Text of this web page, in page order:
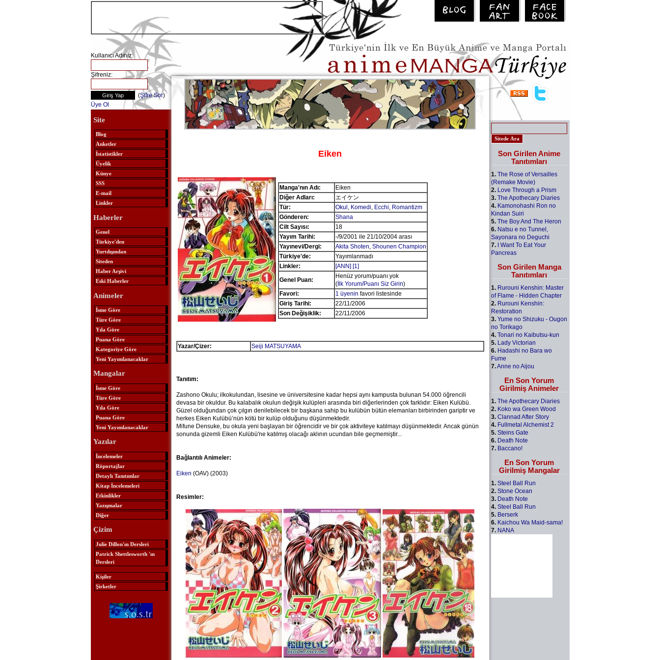
Kullanıcı Adınız:
Şifreniz:
(Şifre Sor)
Üye Ol
Site
Blog
Anketler
İstatistikler
Üyelik
Künye
SSS
E-mail
Linkler
Haberler
Genel
Türkiye'den
Yurtdışından
Siteden
Haber Arşivi
Eski Haberler
Animeler
İsme Göre
Türe Göre
Yıla Göre
Puana Göre
Kategoriye Göre
Yeni Yayımlanacaklar
Mangalar
İsme Göre
Türe Göre
Yıla Göre
Puana Göre
Yeni Yayımlanacaklar
Yazılar
İncelemeler
Röportajlar
Detaylı Tanıtımlar
Kitap İncelemeleri
Etkinlikler
Yazışmalar
Diğer
Çizim
Julie Dillon'ın Dersleri
Patrick Shettlesworth 'ın
Dersleri
Kişiler
Şirketler
Eiken
Manga'nın Adı:
Eiken
Diğer Adları:
エイケン
Tür:
Okul , Komedi, Ecchi, Romantizm
Gönderen:
Shana
Cilt Sayısı:
18
Yayım Tarihi:
-/9/2001 ile 21/10/2004 arası
Yayınevi/Dergi:
Akita Shoten, Shounen Champion
Türkiye'de:
Yayımlanmadı
Linkler:
[ANN] [1]
Genel Puan:
Henüz yorum/puanı yok
(İlk Yorum/Puanı Siz Girin)
Favori:
1 üyenin favori listesinde
Giriş Tarihi:
22/11/2006
Son Değişiklik:
22/11/2006
Yazar/Çizer: Seiji MATSUYAMA
Tanıtım:
Zashono Okulu; ilkokulundan, lisesine ve üniversitesine kadar hepsi aynı kampusta bulunan 54.000 öğrencili
devasa bir okuldur. Bu kalabalık okulun değişik kulüpleri arasında biri diğerlerinden çok farklıdır: Eiken Kulübü.
Güzel olduğundan çok çılgın denilebilecek bir başkana sahip bu kulübün bütün elemanları birbirinden gariptir ve
herkes Eiken Kulübü’nün kötü bir kulüp olduğunu düşünmektedir.
Mifune Densuke, bu okula yeni başlayan bir öğrencidir ve bir çok aktiviteye katılmayı düşünmektedir. Ancak günün
sonunda gizemli Eiken Kulübü'ne katılmış olacağı aklının ucundan bile geçmemiştir...
Bağlantılı Animeler:
Eiken (OAV) (2003)
Resimler:
Son Girilen Anime
Tanıtımları
1. The Rose of Versailles
(Remake Movie)
2. Love Through a Prism
3. The Apothecary Diaries
4. Kamonohashi Ron no
Kindan Suiri
5. The Boy And The Heron
6. Natsu e no Tunnel,
Sayonara no Deguchi
7. I Want To Eat Your
Pancreas
Son Girilen Manga
Tanıtımları
1. Rurouni Kenshin: Master
of Flame - Hidden Chapter
2. Rurouni Kenshin:
Restoration
3. Yume no Shizuku - Ougon
no Torikago
4. Tonari no Kaibutsu-kun
5. Lady Victorian
6. Hadashi no Bara wo
Fume
7.Anne no Aijou
En Son Yorum
Girilmiş Animeler
1. The Apothecary Diaries
2. Koko wa Green Wood
3. Clannad After Story
4. Fullmetal Alchemist 2
5. Steins Gate
6. Death Note
7. Baccano!
En Son Yorum
Girilmiş Mangalar
1. Steel Ball Run
2. Stone Ocean
3. Death Note
4. Steel Ball Run
5. Berserk
6. Kaichou Wa Maid-sama!
7. NANA